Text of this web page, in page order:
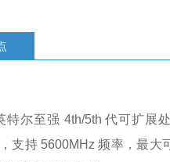
特尔至强 4th/5th 代可扩展
支持 5600MHz 频率，最大